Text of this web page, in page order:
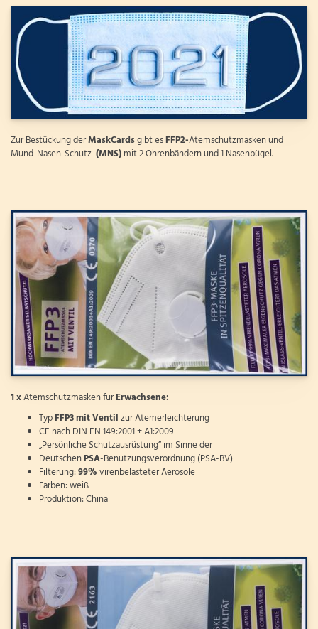
Zur Bestückung derMaskCardsgibt esFFP2-Atemschutzmasken und
Mund-Nasen-Schutz (MNS)mit 2 Ohrenbändern und 1 Nasenbügel.
1 xAtemschutzmasken fürErwachsene:
TypFFP3mitVentilzur Atemerleichterung
CE nach DIN EN 149:2001 + A1:2009
„Persönliche Schutzausrüstung“ im Sinne der
DeutschenPSA-Benutzungsverordnung (PSA-BV)
Filterung:99%virenbelasteter Aerosole
Farben: weiß
Produktion: China